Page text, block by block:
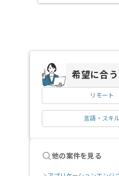
希望に合
リモート
言語・スキル
他の案件を見る